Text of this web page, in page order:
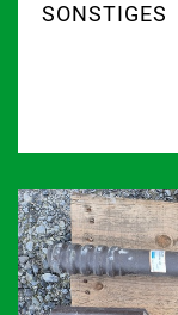
SONSTIGES